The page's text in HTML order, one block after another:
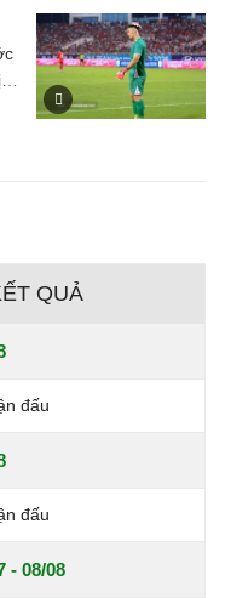
QUẢ
đấu
đấu
- 08/08